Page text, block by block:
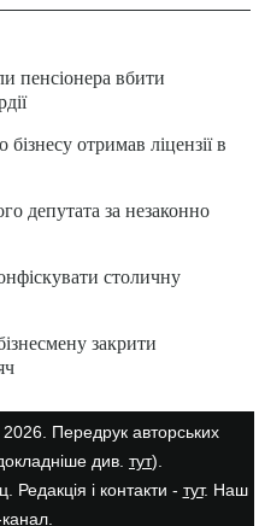
пенсіонера вбити
отримав ліцензії в
депутата за незаконно
столичну
закрити
Передрук авторських
див. тут).
і контакти - тут. Наш